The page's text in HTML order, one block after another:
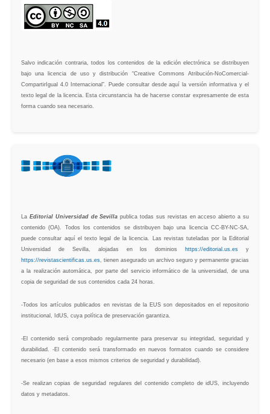
Salvo indicación contraria, todos los contenidos de la edición electrónica se distribuyen
bajo una licencia de uso y distribución “Creative Commons Atribución-NoComercial-
CompartirIgual 4.0 Internacional”. Puede consultar desde aquí la versión informativa y el
texto legal de la licencia. Esta circunstancia ha de hacerse constar expresamente de esta
forma cuando sea necesario.
La Editorial Universidad de Sevilla publica todas sus revistas en acceso abierto a su
contenido (OA). Todos los contenidos se distribuyen bajo una licencia CC-BY-NC-SA,
puede consultar aquí el texto legal de la licencia. Las revistas tuteladas por la Editorial
Universidad de Sevilla, alojadas en los dominios https://editorial.us.es y
https://revistascientificas.us.es , tienen asegurado un archivo seguro y permanente gracias
a la realización automática, por parte del servicio informático de la universidad, de una
copia de seguridad de sus contenidos cada 24 horas.
-Todos los artículos publicados en revistas de la EUS son depositados en el repositorio
institucional, IdUS, cuya política de preservación garantiza.
-El contenido será comprobado regularmente para preservar su integridad, seguridad y
durabilidad. -El contenido será transformado en nuevos formatos cuando se considere
necesario (en base a esos mismos criterios de seguridad y durabilidad).
-Se realizan copias de seguridad regulares del contenido completo de idUS, incluyendo
datos y metadatos.